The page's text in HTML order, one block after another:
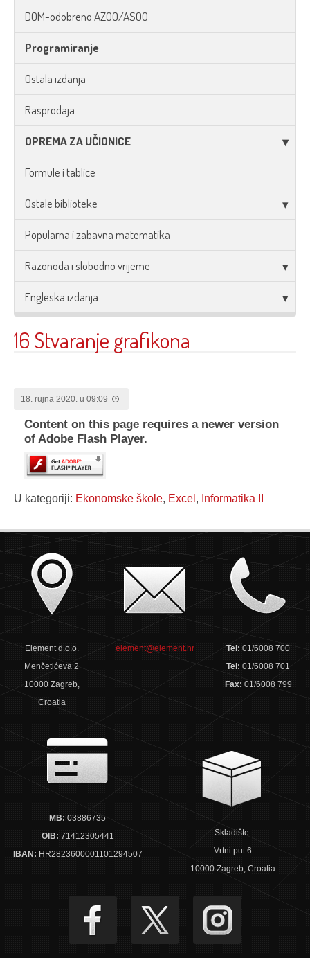
DOM-odobreno AZOO/ASOO
Programiranje
Ostala izdanja
Rasprodaja
OPREMA ZA UČIONICE
Formule i tablice
Ostale biblioteke
Popularna i zabavna matematika
Razonoda i slobodno vrijeme
Engleska izdanja
16 Stvaranje grafikona
18. rujna 2020. u 09:09
Content on this page requires a newer version
of Adobe Flash Player.
U kategoriji: Ekonomske škole, Excel , Informatika II
Element d.o.o.
Menčetićeva 2
10000 Zagreb,
Croatia
element@element.hr Tel:01/6008 700
Tel:01/6008 701
Fax: 01/6008 799
MB: 03886735
OIB: 71412305441
IBAN: HR2823600001101294507
Skladište:
Vrtni put 6
10000 Zagreb, Croatia